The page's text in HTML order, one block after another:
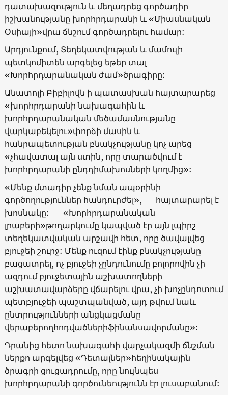
դատախազություն և մեղադրեց գործադիր
իշխանությանը խորհրդարանի և «Միասնական
Օսիայի»վրա ճնշում գործադրելու համար:
Արդյունքում, Տեղեկատվության և մամուլի
պետկոմիտեն արգելեց եթեր տալ
«Խորհրդարանական ժամ»ծրագիրը:
Անատոլի Բիբիլովն ի պատասխան հայտարարեց
«խորհրդարանի նախագահին և
խորհրդարանական մեծամասնությանը
վարկաբեկելու»փորձի մասին և
հանրապետության բնակչությանը կոչ արեց
«չհավատալ այն ստին, որը տարածվում է
խորհրդարանի ընդդիմախոսների կողմից»:
«Մենք մտադիր չենք նման ապօրինի
գործողություններ հանդուրժել», — հայտարարել է
խոսնակը: — «Խորհրդարանական
լրաբերի»թողարկումը կապված էր այն լպիրշ
տեղեկատվական արշավի հետ, որը ծավալվեց
բյուջեի շուրջ: Մենք ուզում էինք բնակչությանը
բացատրել, ոչ բյուջեի չընդունումը բոլորովին չի
ազդում բյուջետային աշխատողների
աշխատավարձերը վճարելու վրա, չի խոչընդոտում
պետբյուջեի պաշտպանված, այդ թվում նաև
ընտրությունների անցկացմանը
վերաբերողհոդվածներիֆինանսավորմանը»:
Դրանից հետո նախագահի վարչակազմի ճնշման
ներքո արգելվեց «Դետալներ»հեղինակային
ծրագրի ցուցադրումը, որը նույնպես
խորհրդարանի գործունեությունն էր լուսաբանում: